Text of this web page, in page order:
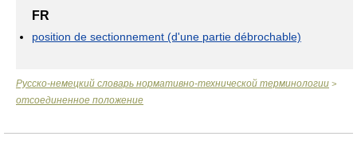
FR
position de sectionnement (d'une partie débrochable)
Русско-немецкий словарь нормативно-технической терминологии >
отсоединенное положение